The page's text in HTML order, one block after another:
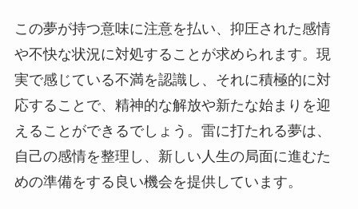
この夢が持つ意味に注意を払い、抑圧された感情
や不快な状況に対処することが求められます。現
実で感じている不満を認識し、それに積極的に対
応することで、精神的な解放や新たな始まりを迎
えることができるでしょう。雷に打たれる夢は、
自己の感情を整理し、新しい人生の局面に進むた
めの準備をする良い機会を提供しています。